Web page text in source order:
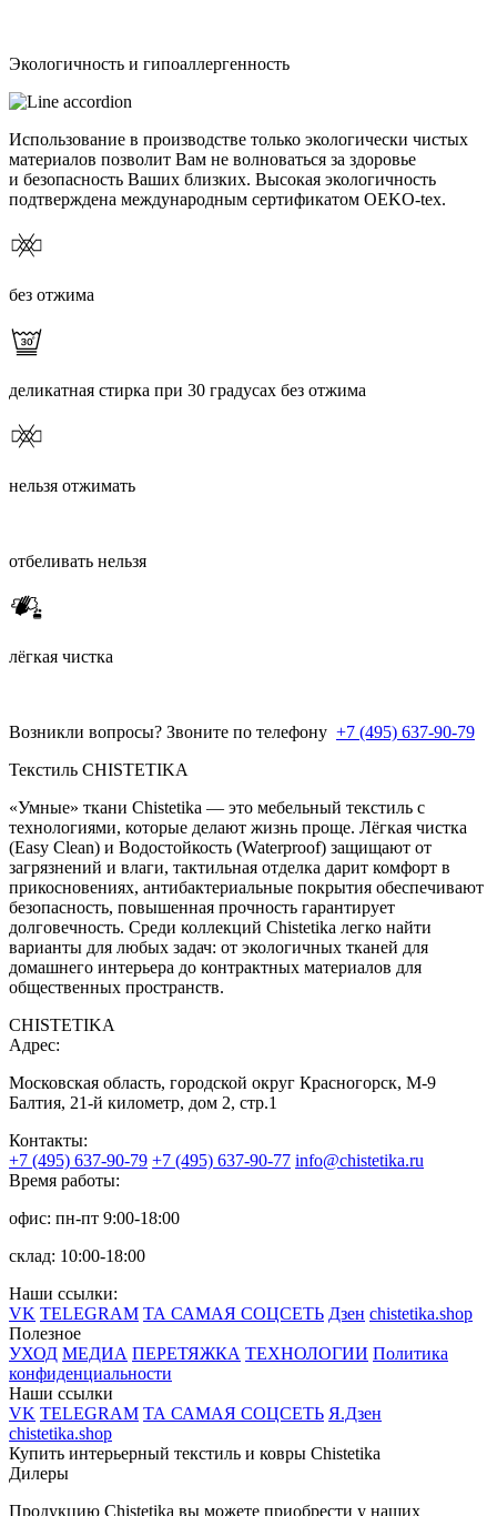
Экологичность и гипоаллергенность
Использование в производстве только экологически чистых
материалов позволит Вам не волноваться за здоровье
и безопасность Ваших близких. Высокая экологичность
подтверждена международным сертификатом OEKO-tex.
без отжима
деликатная стирка при 30 градусах без отжима
нельзя отжимать
отбеливать нельзя
лёгкая чистка
Возникли вопросы? Звоните по телефону +7 (495) 637-90-79
Текстиль CHISTETIKA
«Умные» ткани Chistetika — это мебельный текстиль с
технологиями, которые делают жизнь проще. Лёгкая чистка
(Easy Clean) и Водостойкость (Waterproof) защищают от
загрязнений и влаги, тактильная отделка дарит комфорт в
прикосновениях, антибактериальные покрытия обеспечивают
безопасность, повышенная прочность гарантирует
долговечность. Среди коллекций Chistetika легко найти
варианты для любых задач: от экологичных тканей для
домашнего интерьера до контрактных материалов для
общественных пространств.
CHISTETIKA
Адрес:
Московская область, городской округ Красногорск, М-9
Балтия, 21-й километр, дом 2, стр.1
Контакты:
+7 (495) 637-90-79 +7 (495) 637-90-77 info@chistetika.ru
Время работы:
офис: пн-пт 9:00-18:00
склад: 10:00-18:00
Наши ссылки:
VK TELEGRAM ТА САМАЯ СОЦСЕТЬ Дзен chistetika.shop
Полезное
УХОД МЕДИА ПЕРЕТЯЖКА ТЕХНОЛОГИИ Политика
конфиденциальности
Наши ссылки
VK TELEGRAM ТА САМАЯ СОЦСЕТЬ Я.Дзен
chistetika.shop
Купить интерьерный текстиль и ковры Chistetika
Дилеры
Продукцию Chistetika вы можете приобрести у наших